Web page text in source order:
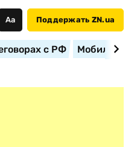
Аа Поддержать ZN.ua
с РФ